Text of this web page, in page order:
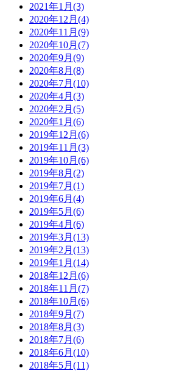
2021年1月(3)
2020年12月(4)
2020年11月(9)
2020年10月(7)
2020年9月(9)
2020年8月(8)
2020年7月(10)
2020年4月(3)
2020年2月(5)
2020年1月(6)
2019年12月(6)
2019年11月(3)
2019年10月(6)
2019年8月(2)
2019年7月(1)
2019年6月(4)
2019年5月(6)
2019年4月(6)
2019年3月(13)
2019年2月(13)
2019年1月(14)
2018年12月(6)
2018年11月(7)
2018年10月(6)
2018年9月(7)
2018年8月(3)
2018年7月(6)
2018年6月(10)
2018年5月(11)